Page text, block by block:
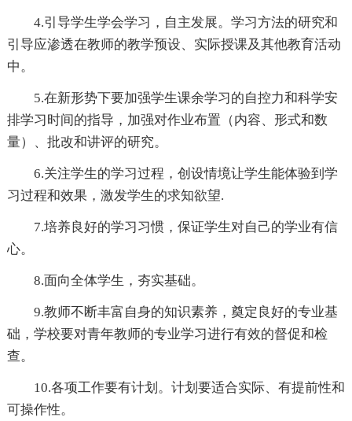
4.引导学生学会学习，自主发展。学习方法的研究和
引导应渗透在教师的教学预设、实际授课及其他教育活动
中。
5.在新形势下要加强学生课余学习的自控力和科学安
排学习时间的指导，加强对作业布置（内容、形式和数
量）、批改和讲评的研究。
6.关注学生的学习过程，创设情境让学生能体验到学
习过程和效果，激发学生的求知欲望.
7.培养良好的学习习惯，保证学生对自己的学业有信
心。
8.面向全体学生，夯实基础。
9.教师不断丰富自身的知识素养，奠定良好的专业基
础，学校要对青年教师的专业学习进行有效的督促和检
查。
10.各项工作要有计划。计划要适合实际、有提前性和
可操作性。